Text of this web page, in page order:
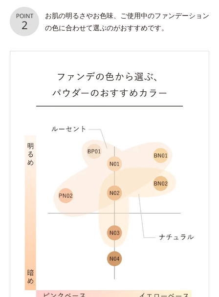
お肌の明るさやお色味、ご使用中のファンデーション
の色に合わせて選ぶのがおすすめです。